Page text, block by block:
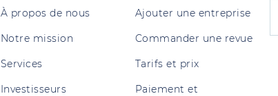
À propos de nous
Notre mission
Services
Investisseurs
Ajouter une entreprise
Commander une revue
Tarifs et prix
Paiement et